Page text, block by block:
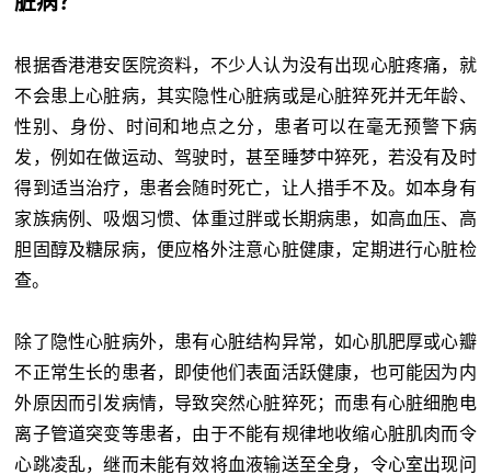
根据香港港安医院资料，不少人认为没有出现心脏疼痛，就
不会患上心脏病，其实隐性心脏病或是心脏猝死并无年龄、
性别、身份、时间和地点之分，患者可以在毫无预警下病
发，例如在做运动、驾驶时，甚至睡梦中猝死，若没有及时
得到适当治疗，患者会随时死亡，让人措手不及。如本身有
家族病例、吸烟习惯、体重过胖或长期病患，如高血压、高
胆固醇及糖尿病，便应格外注意心脏健康，定期进行心脏检
查。
除了隐性心脏病外，患有心脏结构异常，如心肌肥厚或心瓣
不正常生长的患者，即使他们表面活跃健康，也可能因为内
外原因而引发病情，导致突然心脏猝死；而患有心脏细胞电
离子管道突变等患者，由于不能有规律地收缩心脏肌肉而令
心跳凌乱，继而未能有效将血液输送至全身，令心室出现问